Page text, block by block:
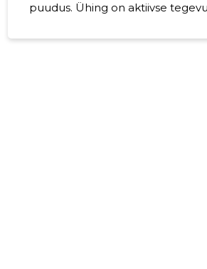
puudus. Ühing on aktiivse